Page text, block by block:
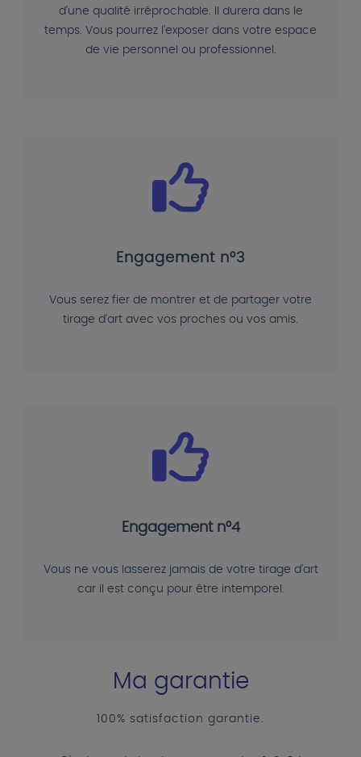
d'une qualité irréprochable. Il durera dans le
temps. Vous pourrez l'exposer dans votre espace
de vie personnel ou professionnel.
Engagement n°3
Vous serez fier de montrer et de partager votre
tirage d'art avec vos proches ou vos amis.
Engagement n°4
Vous ne vous lasserez jamais de votre tirage d'art
car il est conçu pour être intemporel.
Ma garantie
100% satisfaction garantie.